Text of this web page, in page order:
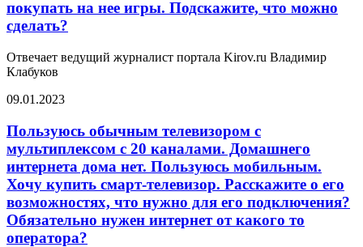
покупать на нее игры. Подскажите, что можно
сделать?
Отвечает ведущий журналист портала Kirov.ru Владимир
Клабуков
09.01.2023
Пользуюсь обычным телевизором с
мультиплексом с 20 каналами. Домашнего
интернета дома нет. Пользуюсь мобильным.
Хочу купить смарт-телевизор. Расскажите о его
возможностях, что нужно для его подключения?
Обязательно нужен интернет от какого то
оператора?